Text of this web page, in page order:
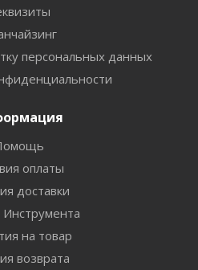
персональных данных
оплаты
доставки
на товар
возврата